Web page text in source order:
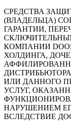
СРЕДСТВА
(ВЛАДЕЛЬЦА)
ГАРАНТИИ,
КОМПАНИИ
ХОЛДИНГА,
ИЛИ ДАННОГО
УСЛУГ,
НАРУШЕНИЕМ
ВСЛЕДСТВИЕ